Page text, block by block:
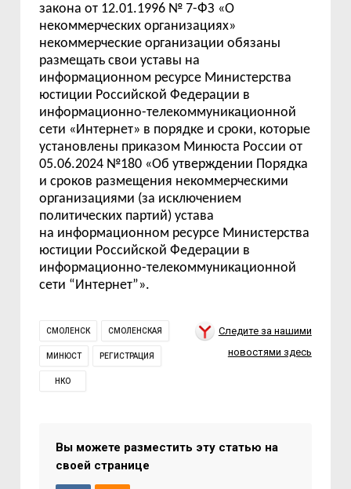
закона от 12.01.1996 № 7-ФЗ «О
некоммерческих организациях»
некоммерческие организации обязаны
размещать свои уставы на
информационном ресурсе Министерства
юстиции Российской Федерации в
информационно-телекоммуникационной
сети «Интернет» в порядке и сроки, которые
установлены приказом Минюста России от
05.06.2024 №180 «Об утверждении Порядка
и сроков размещения некоммерческими
организациями (за исключением
политических партий) устава
на информационном ресурсе Министерства
юстиции Российской Федерации в
информационно-телекоммуникационной
сети “Интернет”».
СМОЛЕНСК СМОЛЕНСКАЯ
МИНЮСТ РЕГИСТРАЦИЯ
НКО
Следите за нашими
новостями здесь
Вы можете разместить эту статью на
своей странице